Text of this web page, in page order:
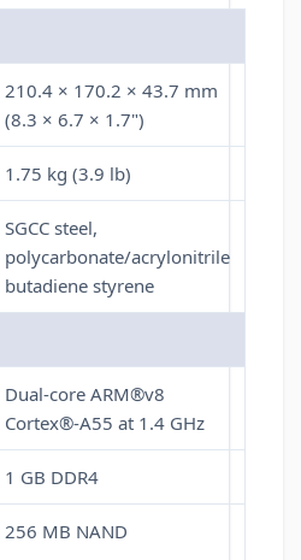
210.4 × 170.2 × 43.7 mm
(8.3 × 6.7 × 1.7")
1.75 kg (3.9 lb)
SGCC steel,
polycarbonate/acrylonitrile
butadiene styrene
Dual-core ARM®v8
Cortex®-A55 at 1.4 GHz
1 GB DDR4
256 MB NAND